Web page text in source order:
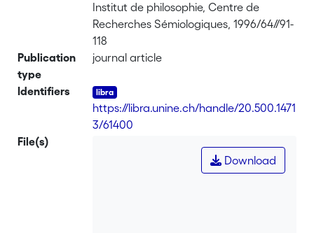
Institut de philosophie, Centre de
Recherches Sémiologiques, 1996/64//91-
118
Publication
type
journal article
Identifiers
https://libra.unine.ch/handle/20.500.1471
3/61400
File(s)
Download